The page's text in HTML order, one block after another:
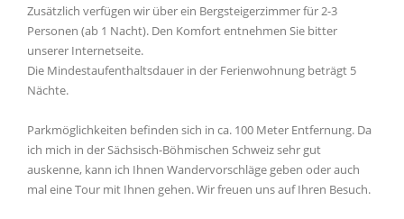
Zusätzlich verfügen wir über ein Bergsteigerzimmer für 2-3
Personen (ab 1 Nacht). Den Komfort entnehmen Sie bitter
unserer Internetseite.
Die Mindestaufenthaltsdauer in der Ferienwohnung beträgt 5
Nächte.
Parkmöglichkeiten befinden sich in ca. 100 Meter Entfernung. Da
ich mich in der Sächsisch-Böhmischen Schweiz sehr gut
auskenne, kann ich Ihnen Wandervorschläge geben oder auch
mal eine Tour mit Ihnen gehen. Wir freuen uns auf Ihren Besuch.